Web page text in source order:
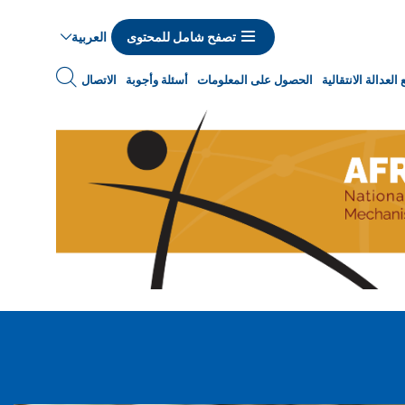
تصفح شامل للمحتوى العربية
الانتقالية الحصول على المعلومات أسئلة وأجوبة الاتصال